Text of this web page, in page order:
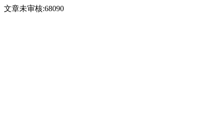
文章未审核:68090